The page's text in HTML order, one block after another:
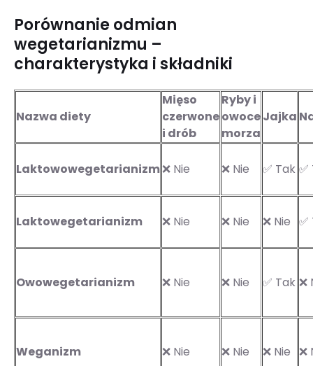
Porównanie odmian
wegetarianizmu –
charakterystyka i składniki
Nazwa diety
Mięso
czerwone
i drób
Ryby i
owoce
morza
Jajka
Laktowowegetarianizm❌ Nie ❌ Nie ✅ Tak ✅
Laktowegetarianizm ❌ Nie ❌ Nie ❌ Nie ✅
Owowegetarianizm ❌ Nie ❌ Nie ✅ Tak ❌
Weganizm ❌ Nie ❌ Nie ❌ Nie ❌